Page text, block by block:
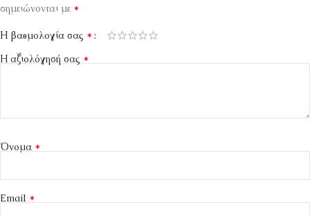
σημειώνονται με *
Η βαθμολογία σας *
Η αξιολόγησή σας *
Όνομα *
Email *